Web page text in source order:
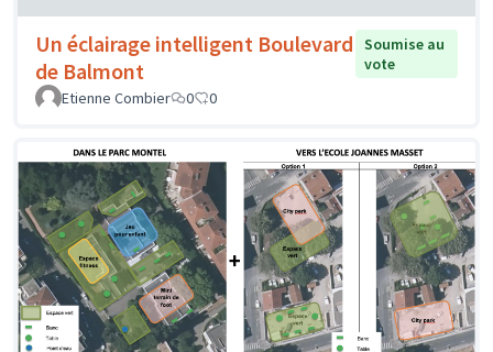
Un éclairage intelligent Boulevard
de Balmont
Soumise au
vote
Etienne Combier
0 0